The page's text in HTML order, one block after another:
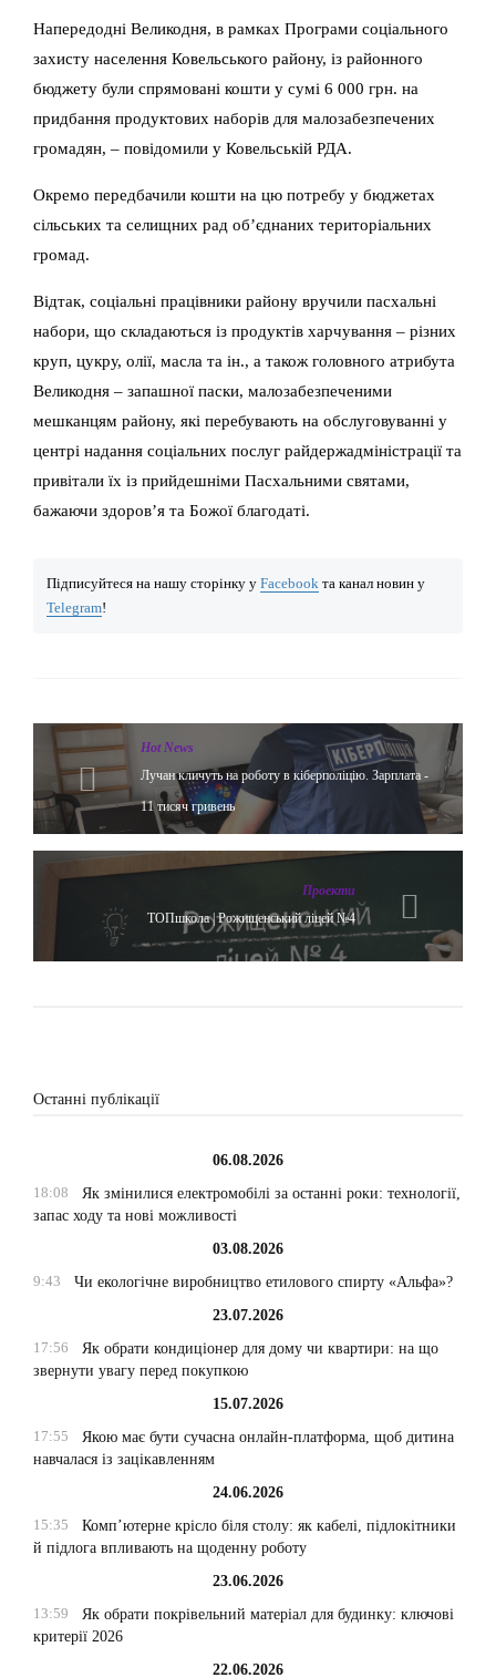
Напередодні Великодня, в рамках Програми соціального
захисту населення Ковельського району, із районного
бюджету були спрямовані кошти у сумі 6 000 грн. на
придбання продуктових наборів для малозабезпечених
громадян, – повідомили у Ковельській РДА.
Окремо передбачили кошти на цю потребу у бюджетах
сільських та селищних рад об’єднаних територіальних
громад.
Відтак, соціальні працівники району вручили пасхальні
набори, що складаються із продуктів харчування – різних
круп, цукру, олії, масла та ін., а також головного атрибута
Великодня – запашної паски, малозабезпеченими
мешканцям району, які перебувають на обслуговуванні у
центрі надання соціальних послуг райдержадміністрації та
привітали їх із прийдешніми Пасхальними святами,
бажаючи здоров’я та Божої благодаті.
Підписуйтеся на нашу сторінку у Facebook та канал новин у
Telegram!
Hot News
Лучан кличуть на роботу в кіберполіцію. Зарплата -
11 тисяч гривень
Проекти
ТОПшкола | Рожищенський ліцей №4
Останні публікації
06.08.2026
18:08
Як змінилися електромобілі за останні роки: технології,
запас ходу та нові можливості
03.08.2026
9:43
Чи екологічне виробництво етилового спирту «Альфа»?
23.07.2026
17:56
Як обрати кондиціонер для дому чи квартири: на що
звернути увагу перед покупкою
15.07.2026
17:55
Якою має бути сучасна онлайн-платформа, щоб дитина
навчалася із зацікавленням
24.06.2026
15:35
Комп’ютерне крісло біля столу: як кабелі, підлокітники
й підлога впливають на щоденну роботу
23.06.2026
13:59
Як обрати покрівельний матеріал для будинку: ключові
критерії 2026
22.06.2026